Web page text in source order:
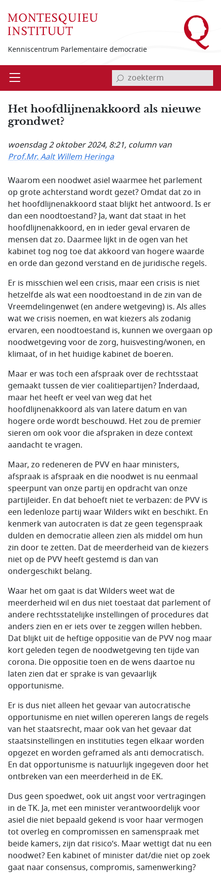
Kenniscentrum Parlementaire democratie
Open invoerveld zoekterm
Het hoofdlijnenakkoord als nieuwe
grondwet?
woensdag 2 oktober 2024, 8:21, column van
Prof.Mr. Aalt Willem Heringa
Waarom een noodwet asiel waarmee het parlement
op grote achterstand wordt gezet? Omdat dat zo in
het hoofdlijnenakkoord staat blijkt het antwoord. Is er
dan een noodtoestand? Ja, want dat staat in het
hoofdlijnenakkoord, en in ieder geval ervaren de
mensen dat zo. Daarmee lijkt in de ogen van het
kabinet tog nog toe dat akkoord van hogere waarde
en orde dan gezond verstand en de juridische regels.
Er is misschien wel een crisis, maar een crisis is niet
hetzelfde als wat een noodtoestand in de zin van de
Vreemdelingenwet (en andere wetgeving) is. Als alles
wat we crisis noemen, en wat kiezers als zodanig
ervaren, een noodtoestand is, kunnen we overgaan op
noodwetgeving voor de zorg, huisvesting/wonen, en
klimaat, of in het huidige kabinet de boeren.
Maar er was toch een afspraak over de rechtsstaat
gemaakt tussen de vier coalitiepartijen? Inderdaad,
maar het heeft er veel van weg dat het
hoofdlijnenakkoord als van latere datum en van
hogere orde wordt beschouwd. Het zou de premier
sieren om ook voor die afspraken in deze context
aandacht te vragen.
Maar, zo redeneren de PVV en haar ministers,
afspraak is afspraak en die noodwet is nu eenmaal
speerpunt van onze partij en opdracht van onze
partijleider. En dat behoeft niet te verbazen: de PVV is
een ledenloze partij waar Wilders wikt en beschikt. En
kenmerk van autocraten is dat ze geen tegenspraak
dulden en democratie alleen zien als middel om hun
zin door te zetten. Dat de meerderheid van de kiezers
niet op de PVV heeft gestemd is dan van
ondergeschikt belang.
Waar het om gaat is dat Wilders weet wat de
meerderheid wil en dus niet toestaat dat parlement of
andere rechtsstatelijke instellingen of procedures dat
anders zien en er iets over te zeggen willen hebben.
Dat blijkt uit de heftige oppositie van de PVV nog maar
kort geleden tegen de noodwetgeving ten tijde van
corona. Die oppositie toen en de wens daartoe nu
laten zien dat er sprake is van gevaarlijk
opportunisme.
Er is dus niet alleen het gevaar van autocratische
opportunisme en niet willen opereren langs de regels
van het staatsrecht, maar ook van het gevaar dat
staatsinstellingen en instituties tegen elkaar worden
opgezet en worden geframed als anti democratisch.
En dat opportunisme is natuurlijk ingegeven door het
ontbreken van een meerderheid in de EK.
Dus geen spoedwet, ook uit angst voor vertragingen
in de TK. Ja, met een minister verantwoordelijk voor
asiel die niet bepaald gekend is voor haar vermogen
tot overleg en compromissen en samenspraak met
beide kamers, zijn dat risico’s. Maar wettigt dat nu een
noodwet? Een kabinet of minister dat/die niet op zoek
gaat naar consensus, compromis, samenwerking?